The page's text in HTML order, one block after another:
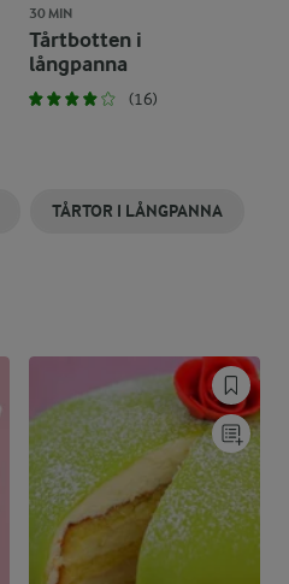
30 MIN
Tårtbotten i
långpanna
(16)
TÅRTOR I LÅNGPANNA